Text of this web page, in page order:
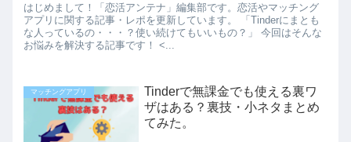
はじめまして！「恋活アンテナ」編集部です。恋活やマッチング
アプリに関する記事・レポを更新しています。 「Tinderにまとも
な人っているの・・・？使い続けてもいいもの？」 今回はそんな
お悩みを解決する記事です！ <...
マッチングアプリ
Tinderで無課金でも使える裏ワ
ザはある？裏技・小ネタまとめ
てみた。